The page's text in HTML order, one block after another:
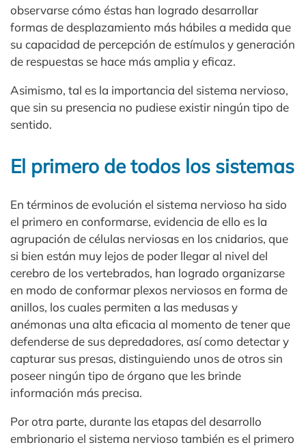
observarse cómo éstas han logrado desarrollar
formas de desplazamiento más hábiles a medida que
su capacidad de percepción de estímulos y generación
de respuestas se hace más amplia y eficaz.
Asimismo, tal es la importancia del sistema nervioso,
que sin su presencia no pudiese existir ningún tipo de
sentido.
El primero de todos los sistemas
En términos de evolución el sistema nervioso ha sido
el primero en conformarse, evidencia de ello es la
agrupación de células nerviosas en los cnidarios, que
si bien están muy lejos de poder llegar al nivel del
cerebro de los vertebrados, han logrado organizarse
en modo de conformar plexos nerviosos en forma de
anillos, los cuales permiten a las medusas y
anémonas una alta eficacia al momento de tener que
defenderse de sus depredadores, así como detectar y
capturar sus presas, distinguiendo unos de otros sin
poseer ningún tipo de órgano que les brinde
información más precisa.
Por otra parte, durante las etapas del desarrollo
embrionario el sistema nervioso también es el primero